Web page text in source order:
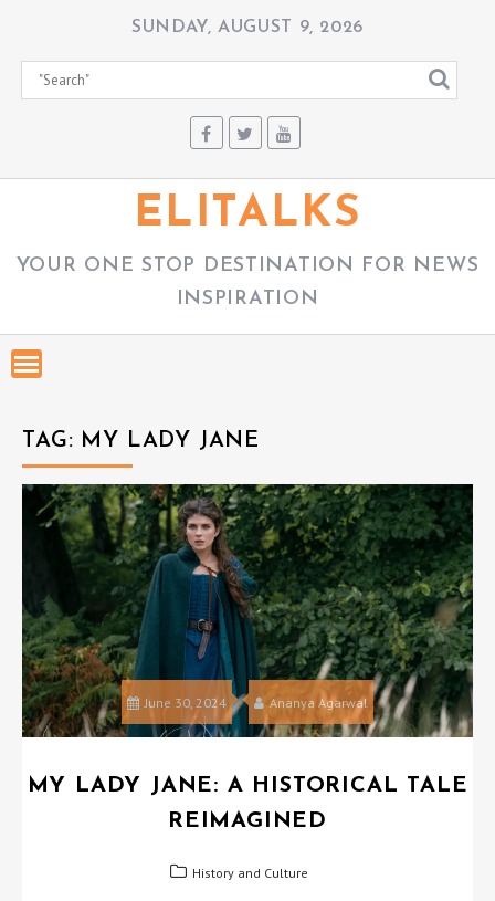
SUNDAY, AUGUST 9, 2026
ELITALKS
YOUR ONE STOP DESTINATION FOR NEWS
INSPIRATION
TAG: MY LADY JANE
June 30, 2024 Ananya Agarwal
MY LADY JANE: A HISTORICAL TALE
REIMAGINED
History and Culture